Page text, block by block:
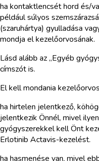
ha kontaktlencsét hord és/
például súlyos
(szaruhártya) gyulladása
mondja el kezelőorvosának.
Lásd alább az „Egyéb
címszót is.
El kell mondania
ha hirtelen jelentkező,
jelentkezik Önnél, mivel
gyógyszerekkel kell Önt
Erlotinib Actavis-kezelést.
ha hasmenése van, mivel